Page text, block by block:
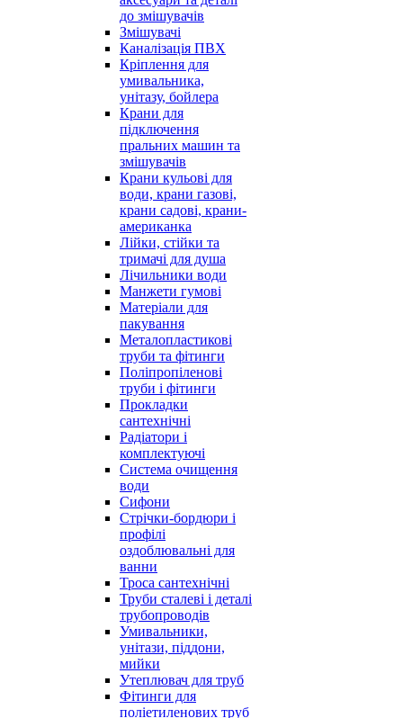
до змішувачів
Змішувачі
Каналізація ПВХ
Кріплення для
умивальника,
унітазу, бойлера
Крани для
підключення
пральних машин та
змішувачів
Крани кульові для
води, крани газові,
крани садові, крани-
американка
Лійки, стійки та
тримачі для душа
Лічильники води
Манжети гумові
Матеріали для
пакування
Металопластикові
труби та фітинги
Поліпропіленові
труби і фітинги
Прокладки
сантехнічні
Радіатори і
комплектуючі
Система очищення
води
Сифони
Стрічки-бордюри і
профілі
оздоблювальні для
ванни
Троса сантехнічні
Труби сталеві і деталі
трубопроводів
Умивальники,
унітази, піддони,
мийки
Утеплювач для труб
Фітинги для
поліетиленових труб